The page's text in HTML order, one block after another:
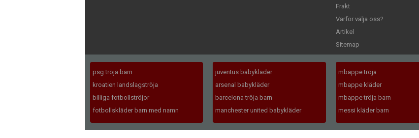
Frakt
Varför välja oss?
Artikel
Sitemap
psg tröja barn
kroatien landslagströja
billiga fotbollströjor
fotbollskläder barn med namn
juventus babykläder
arsenal babykläder
barcelona tröja barn
manchester united babykläder
mbappe tröja
mbappe kläder
mbappe tröja barn
messi kläder barn